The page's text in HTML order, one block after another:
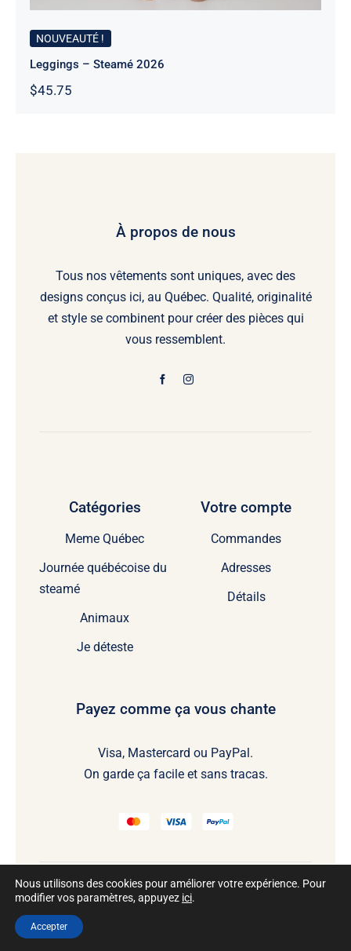
NOUVEAUTÉ !
Leggings – Steamé 2026
$45.75
À propos de nous
Tous nos vêtements sont uniques, avec des
designs conçus ici, au Québec. Qualité, originalité
et style se combinent pour créer des pièces qui
vous ressemblent.
Catégories
Meme Québec
Journée québécoise du
steamé
Animaux
Je déteste
Votre compte
Commandes
Adresses
Détails
Payez comme ça vous chante
Visa, Mastercard ou PayPal.
On garde ça facile et sans tracas.
@2026 Tous droits réservés • Développé par
Nous utilisons des cookies pour améliorer votre expérience. Pour
modifier vos paramètres, appuyez ici.
Accepter